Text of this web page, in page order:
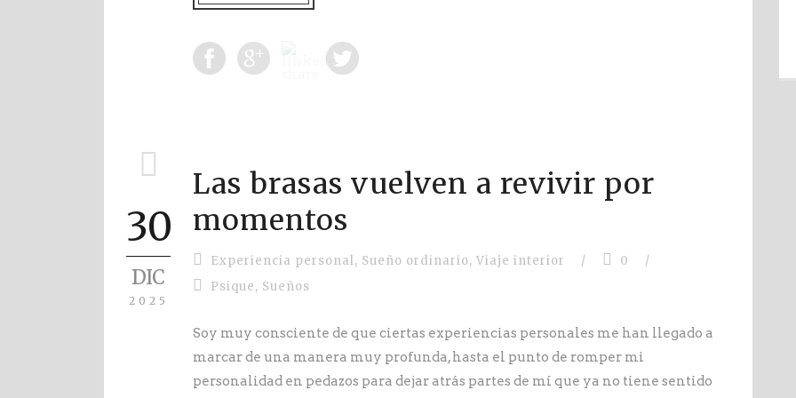
30
DIC
2025
Las brasas vuelven a revivir por
momentos
Experiencia personal, Sueño ordinario, Viaje interior / 0
/
Psique, Sueños
Soy muy consciente de que ciertas experiencias personales me han llegado a
marcar de una manera muy profunda, hasta el punto de romper mi
personalidad en pedazos para dejar atrás partes de mí que ya no tiene sentido